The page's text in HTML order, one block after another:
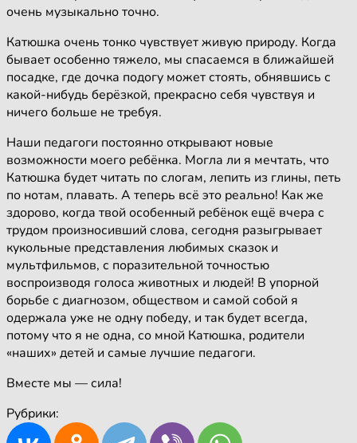
очень музыкально точно.
Катюшка очень тонко чувствует живую природу. Когда
бывает особенно тяжело, мы спасаемся в ближайшей
посадке, где дочка подогу может стоять, обнявшись с
какой-нибудь берёзкой, прекрасно себя чувствуя и
ничего больше не требуя.
Наши педагоги постоянно открывают новые
возможности моего ребёнка. Могла ли я мечтать, что
Катюшка будет читать по слогам, лепить из глины, петь
по нотам, плавать. А теперь всё это реально! Как же
здорово, когда твой особенный ребёнок ещё вчера с
трудом произносивший слова, сегодня разыгрывает
кукольные представления любимых сказок и
мультфильмов, с поразительной точностью
воспроизводя голоса животных и людей! В упорной
борьбе с диагнозом, обществом и самой собой я
одержала уже не одну победу, и так будет всегда,
потому что я не одна, со мной Катюшка, родители
«наших» детей и самые лучшие педагоги.
Вместе мы — сила!
Рубрики: